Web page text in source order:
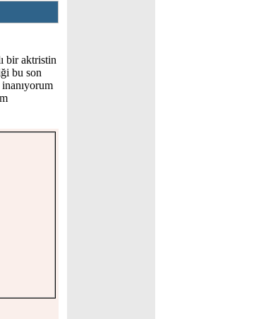
bir aktristin
bu son